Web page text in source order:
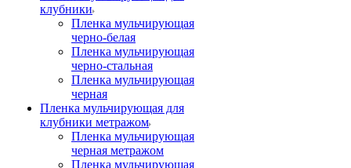
клубники
Пленка мульчирующая
черно-белая
Пленка мульчирующая
черно-стальная
Пленка мульчирующая
черная
Пленка мульчирующая для
клубники метражом
Пленка мульчирующая
черная метражом
Пленка мульчирующая